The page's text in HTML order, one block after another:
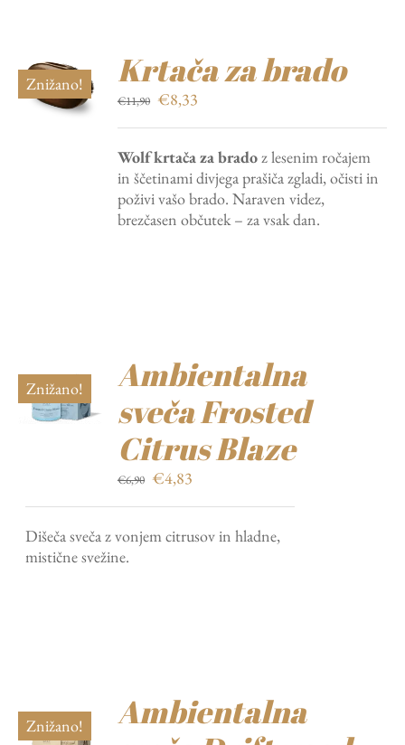
Znižano! Krtača za brado
€11,90 Izvirna
bila:
€11,90.
€8,33
€8,33.
Wolf krtača za bradoz lesenim ročajem
in ščetinami divjega prašiča zgladi, očisti in
poživi vašo brado. Naraven videz,
brezčasen občutek – za vsak dan.
Znižano!
Ambientalna
sveča Frosted
Citrus Blaze
€6,90 Izvirna
bila:
€4,83
€4,83.
Dišeča sveča z vonjem citrusov in hladne,
mistične svežine.
Znižano!
Ambientalna